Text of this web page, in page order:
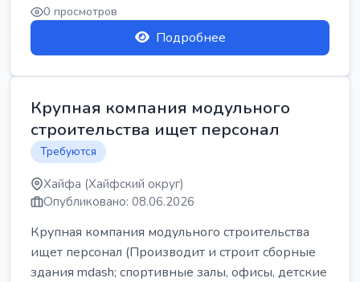
0 просмотров
Подробнее
Крупная компания модульного
строительства ищет персонал
Требуются
Хайфа (Хайфский округ)
Опубликовано: 08.06.2026
Крупная компания модульного строительства
ищет персонал (Производит и строит сборные
здания mdash; спортивные залы, офисы, детские